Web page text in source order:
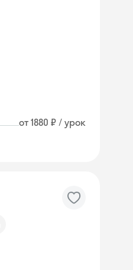
от 1880 ₽ / урок